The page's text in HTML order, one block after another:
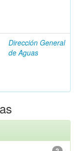
Dirección General
de Aguas